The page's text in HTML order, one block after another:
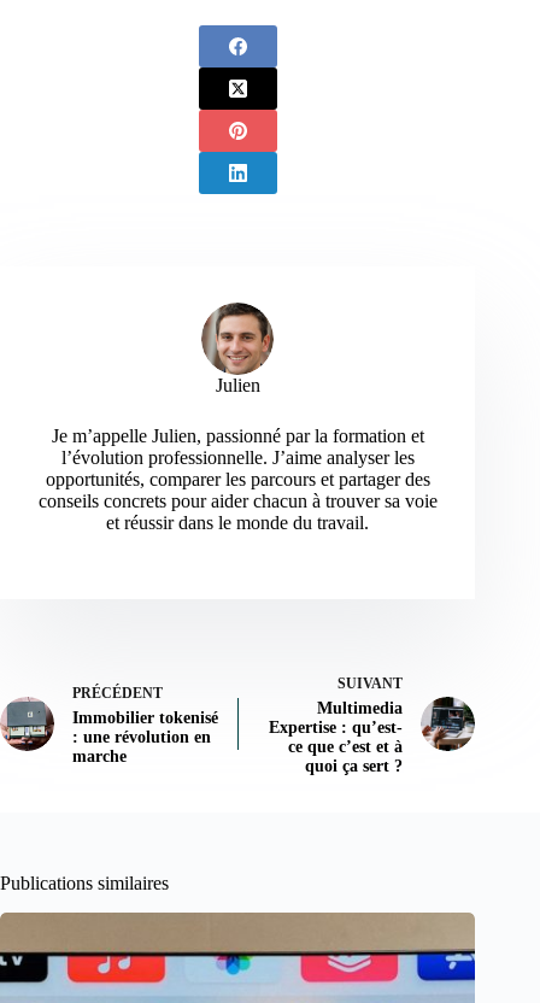
Julien
Je m’appelle Julien, passionné par la formation et
l’évolution professionnelle. J’aime analyser les
opportunités, comparer les parcours et partager des
conseils concrets pour aider chacun à trouver sa voie
et réussir dans le monde du travail.
PRÉCÉDENT
Immobilier tokenisé
: une révolution en
marche
SUIVANT
Multimedia
Expertise : qu’est-
ce que c’est et à
quoi ça sert ?
Publications similaires